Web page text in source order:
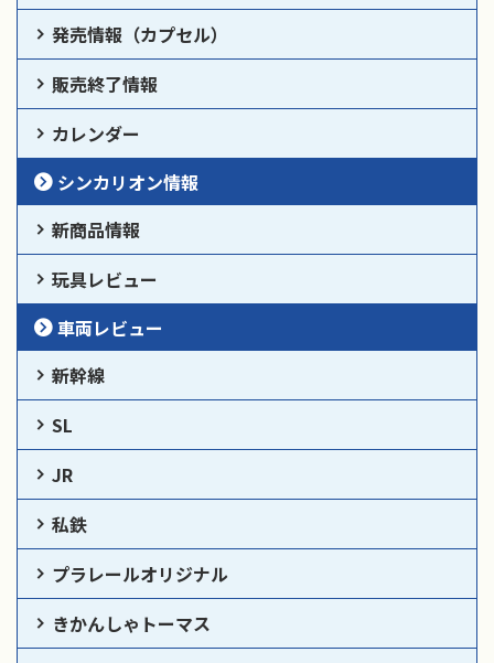
発売情報（カプセル）
販売終了情報
カレンダー
シンカリオン情報
新商品情報
玩具レビュー
車両レビュー
新幹線
SL
JR
私鉄
プラレールオリジナル
きかんしゃトーマス